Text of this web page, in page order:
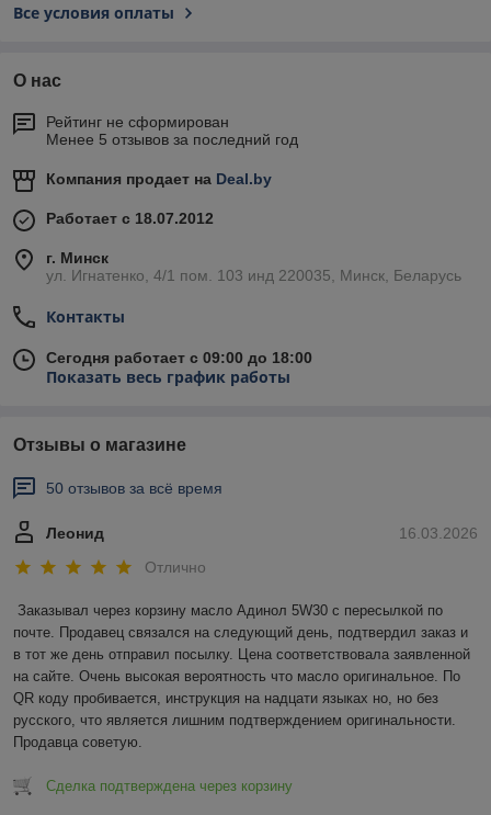
Все условия оплаты
О нас
Рейтинг не сформирован
Менее 5 отзывов за последний год
Компания продает на Deal.by
Работает с 18.07.2012
г. Минск
ул. Игнатенко, 4/1 пом. 103 инд 220035, Минск, Беларусь
Контакты
Сегодня работает с 09:00 до 18:00
Показать весь график работы
Отзывы о магазине
50 отзывов за всё время
16.03.2026
Леонид
Отлично
Заказывал через корзину масло Адинол 5W30 с пересылкой по
почте. Продавец связался на следующий день, подтвердил заказ и
в тот же день отправил посылку. Цена соответствовала заявленной
на сайте. Очень высокая вероятность что масло оригинальное. По
QR коду пробивается, инструкция на надцати языках но, но без
русского, что является лишним подтверждением оригинальности.
Продавца советую.
Сделка подтверждена через корзину